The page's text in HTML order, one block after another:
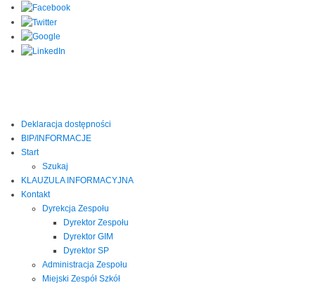
Deklaracja dostępności
BIP/INFORMACJE
Start
Szukaj
KLAUZULA INFORMACYJNA
Kontakt
Dyrekcja Zespołu
Dyrektor Zespołu
Dyrektor GIM
Dyrektor SP
Administracja Zespołu
Miejski Zespół Szkół